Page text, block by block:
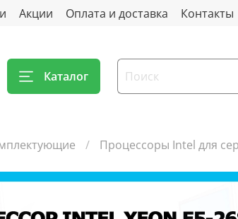
Акции Оплата и доставка Контакты
Каталог
Процессоры Intel для